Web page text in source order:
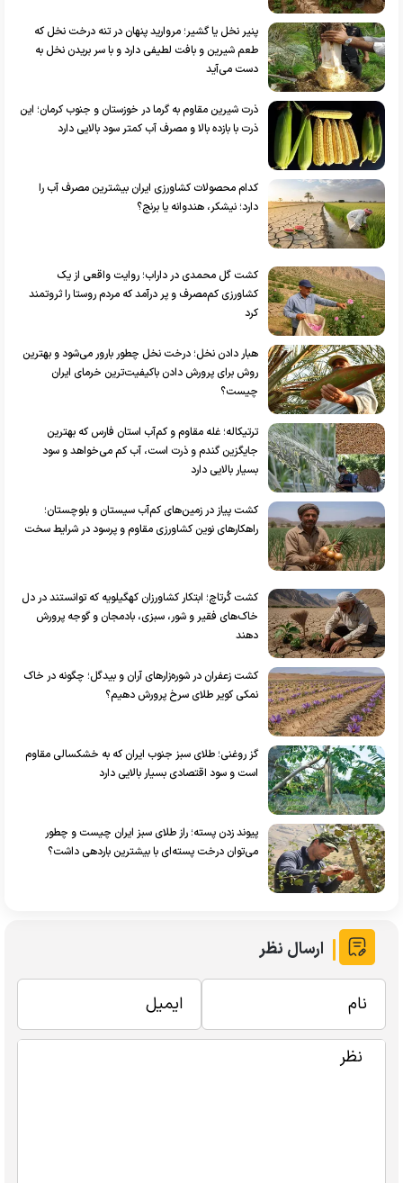
پنیر نخل یا گشیر؛ مروارید پنهان در تنه درخت نخل که
طعم شیرین و بافت لطیفی دارد و با سر بریدن نخل به
دست می‌آید
ذرت شیرین مقاوم به گرما در خوزستان و جنوب کرمان؛ این
ذرت با بازده بالا و مصرف آب کمتر سود بالایی دارد
کدام محصولات کشاورزی ایران بیشترین مصرف آب را
دارد؛ نیشکر، هندوانه یا برنج؟
کشت گل محمدی در داراب؛ روایت واقعی از یک
کشاورزی کم‌مصرف و پر درآمد که مردم روستا را ثروتمند
کرد
هبار دادن نخل؛ درخت نخل چطور بارور می‌شود و بهترین
روش برای پرورش دادن باکیفیت‌ترین خرمای ایران
چیست؟
ترتیکاله؛ غله مقاوم و کم‌آب استان فارس که بهترین
جایگزین گندم و ذرت است، آب کم می‌خواهد و سود
بسیار بالایی دارد
کشت پیاز در زمین‌های کم‌آب سیستان و بلوچستان؛
راهکار‌های نوین کشاورزی مقاوم و پرسود در شرایط سخت
کشت کُرتاچ؛ ابتکار کشاورزان کهگیلویه که توانستند در دل
خاک‌های فقیر و شور، سبزی، بادمجان و گوجه پرورش
دهند
کشت زعفران در شوره‌زار‌های آران و بیدگل؛ چگونه در خاک
نمکی کویر طلای سرخ پرورش دهیم؟
گز روغنی؛ طلای سبز جنوب ایران که به خشکسالی مقاوم
است و سود اقتصادی بسیار بالایی دارد
پیوند زدن پسته؛ راز طلای سبز ایران چیست و چطور
می‌توان درخت پسته‌ای با بیشترین باردهی داشت؟
ارسال نظر